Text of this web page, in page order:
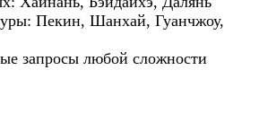
Пекин, Шанхай, Гуанчжоу,
запросы любой сложности